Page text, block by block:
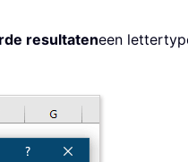
resultateneen